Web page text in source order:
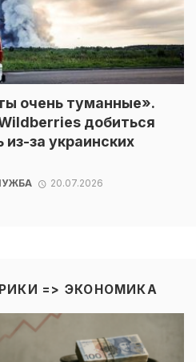
очень туманные».
добиться
за украинских
20.07.2026
=> ЭКОНОМИКА